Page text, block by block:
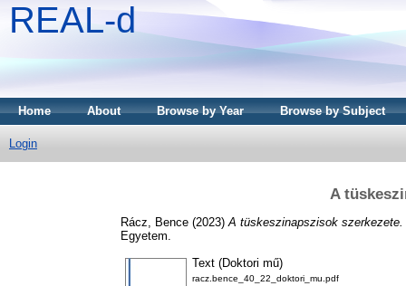
REAL-d
Home About Browse by Year Browse by Subject
Login
A
Rácz, Bence (2023) A tüskeszinapszisok szerkezete.
Egyetem.
Text (Doktori mű)
racz.bence_40_22_doktori_mu.pdf